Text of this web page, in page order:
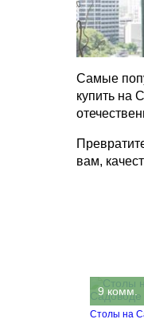
Самые
купить на
вам,
9 комм.
Столы на